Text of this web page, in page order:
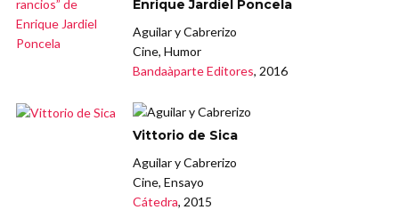
Enrique Jardiel Poncela
Aguilar y Cabrerizo
Cine, Humor
Bandaàparte Editores, 2016
Vittorio de Sica
Aguilar y Cabrerizo
Cine, Ensayo
Cátedra, 2015